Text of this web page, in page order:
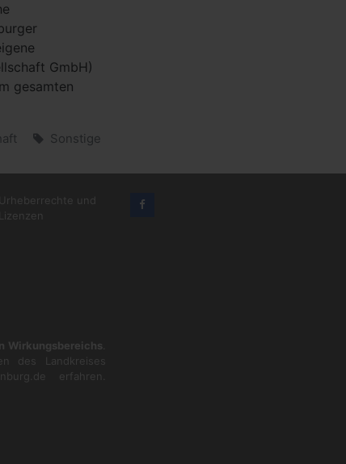
GmbH)
gesamten
Sonstige
Urheberrechte und
Lizenzen
Wirkungsbereichs
des Landkreises
erfahren.